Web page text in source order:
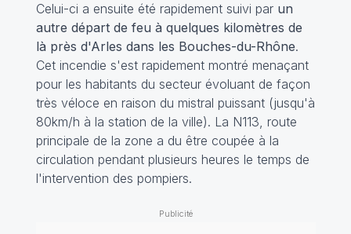
Celui-ci a ensuite été rapidement suivi parun
autre départ de feu à quelques kilomètres de
là près d'Arles dans les Bouches-du-Rhône.
Cet incendie s'est rapidement montré menaçant
pour les habitants du secteur évoluant de façon
très véloce en raison du mistral puissant (jusqu'à
80km/h à la station de la ville). La N113, route
principale de la zone a du être coupée à la
circulation pendant plusieurs heures le temps de
l'intervention des pompiers.